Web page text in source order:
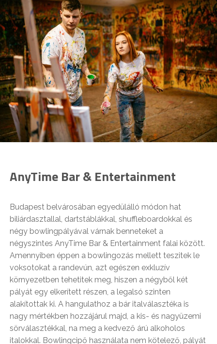
AnyTime Bar & Entertainment
Budapest belvárosában egyedülálló módon hat
biliárdasztallal, dartstáblákkal, shuffleboardokkal és
négy bowlingpályával várnak benneteket a
négyszintes AnyTime Bar & Entertainment falai között.
Amennyiben éppen a bowlingozás mellett teszitek le
voksotokat a randevún, azt egészen exkluzív
környezetben tehetitek meg, hiszen a négyből két
pályát egy elkerített részen, a legalsó szinten
alakítottak ki. A hangulathoz a bár italválasztéka is
nagy mértékben hozzájárul majd, a kis- és nagyüzemi
sörválasztékkal, na meg a kedvező árú alkoholos
italokkal. Bowlingcipő használata nem kötelező, pályát